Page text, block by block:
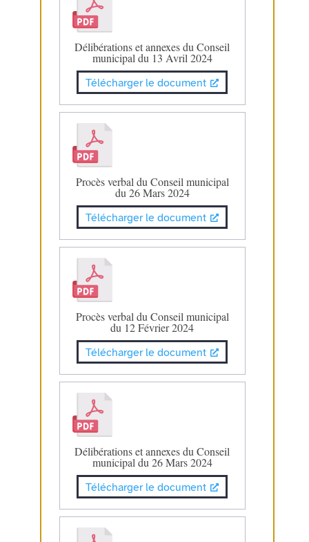
Délibérations et annexes du Conseil
municipal du 13 Avril 2024
Télécharger le document
Procès verbal du Conseil municipal
du 26 Mars 2024
Télécharger le document
Procès verbal du Conseil municipal
du 12 Février 2024
Télécharger le document
Délibérations et annexes du Conseil
municipal du 26 Mars 2024
Télécharger le document